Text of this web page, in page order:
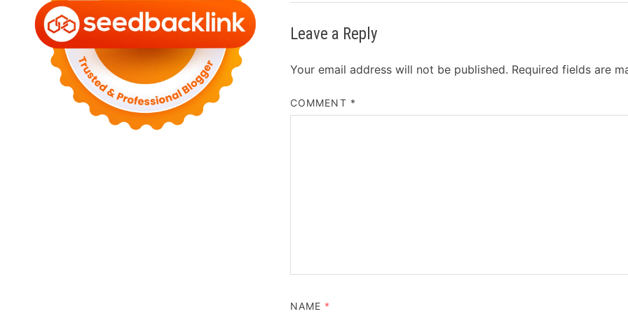
Leave a Reply
Your email address will not be published. Required fields are
COMMENT *
NAME *